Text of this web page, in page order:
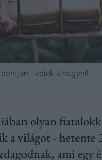
- vétek kihagyni!
olyan
a világot -
ami egy